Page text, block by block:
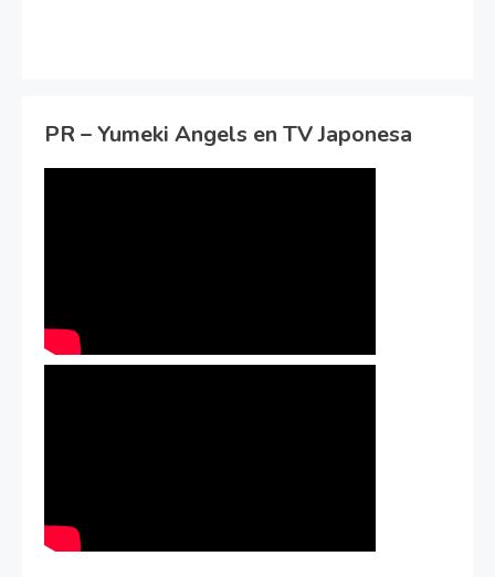
PR – Yumeki Angels en TV Japonesa